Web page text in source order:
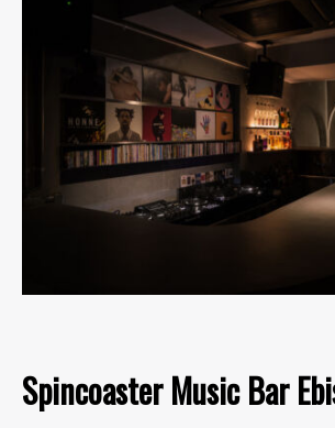
Spincoaster Music Bar